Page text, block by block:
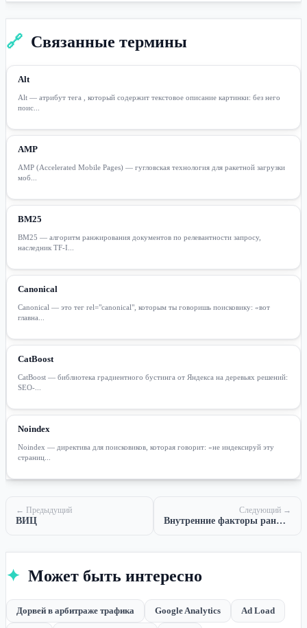
🔗 Связанные термины
Alt
Alt — атрибут тега , который содержит текстовое описание картинки: без него
поис...
AMP
AMP (Accelerated Mobile Pages) — гугловская технология для ракетной загрузки
моб...
BM25
BM25 — алгоритм ранжирования документов по релевантности запросу,
наследник TF-I...
Canonical
Canonical — это тег rel="canonical", которым ты говоришь поисковику: «вот
главна...
CatBoost
CatBoost — библиотека градиентного бустинга от Яндекса на деревьях решений:
SEO-...
Noindex
Noindex — директива для поисковиков, которая говорит: «не индексируй эту
страниц...
← Предыдущий
ВИЦ
Следующий →
Внутренние факторы ранжирования
✦ Может быть интересно
Дорвей в арбитраже трафика Google Analytics Ad Load